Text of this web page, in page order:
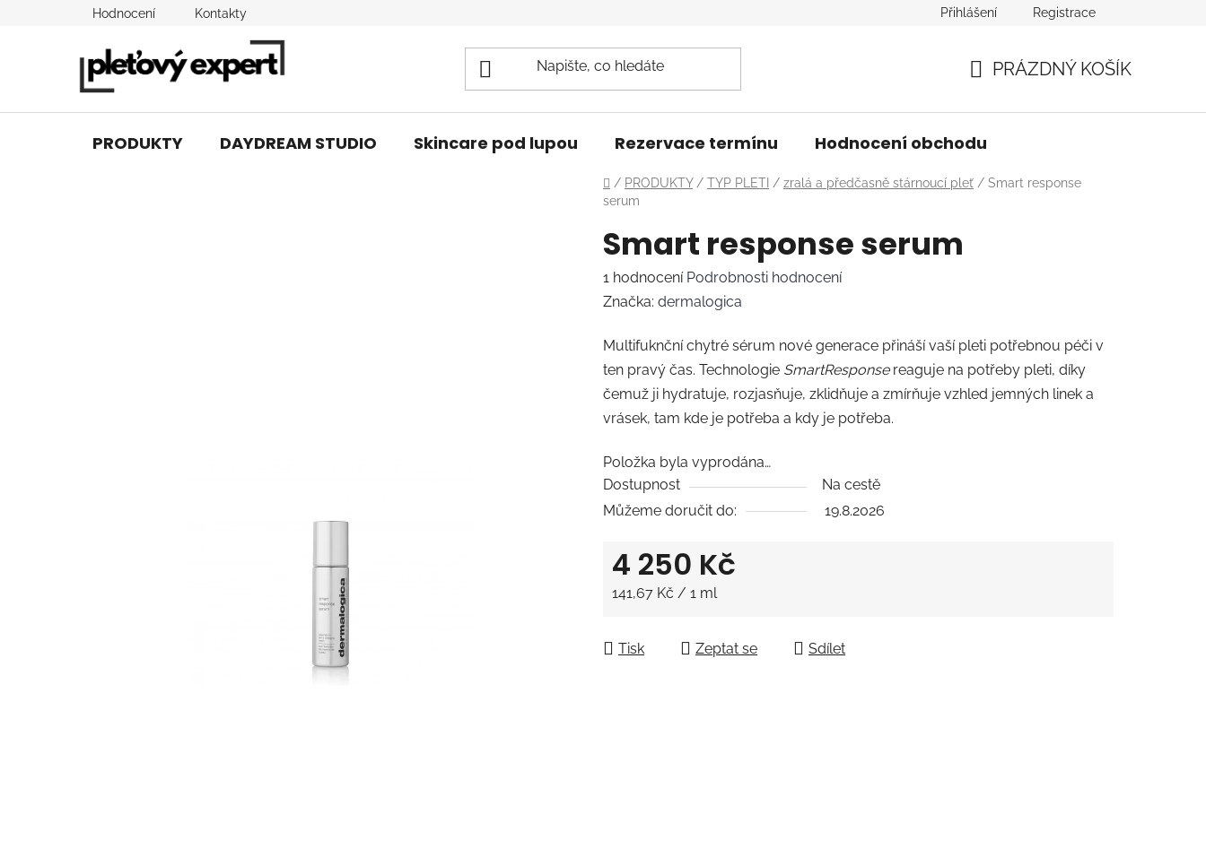
Hodnocení Kontakty Přihlášení Registrace
KOŠÍK
PRÁZDNÝ KOŠÍK
PRODUKTY DAYDREAM STUDIO Skincare pod lupou Rezervace termínu Hodnocení obchodu
Domů
/ PRODUKTY / TYP PLETI / zralá a předčasně stárnoucí pleť / Smart response
serum
Smart response serum
Průměrné
hodnocení
je
5,0
z
5
1 hodnocení Podrobnosti hodnocení
Značka: dermalogica
Multifuknční chytré sérum nové generace přináší vaší pleti potřebnou péči v
ten pravý čas. Technologie SmartResponsereaguje na potřeby pleti, díky
čemuž ji hydratuje, rozjasňuje, zklidňuje a zmírňuje vzhled jemných linek a
vrásek, tam kde je potřeba a kdy je potřeba.
Položka byla vyprodána…
Dostupnost
Na cestě
Můžeme doručit do:
19.8.2026
4 250 Kč
Měrná cena:
141,67 Kč / 1 ml
Tisk Zeptat se Sdílet